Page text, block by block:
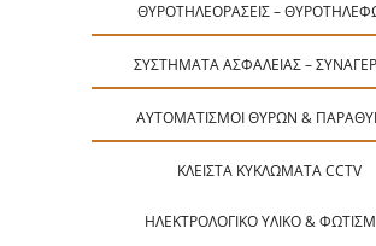
ΘΥΡΟΤΗΛΕΟΡΆΣΕΙΣ –
ΣΥΣΤΉΜΑΤΑ ΑΣΦΑΛΕΊΑΣ –
ΑΥΤΟΜΑΤΙΣΜΟΊ ΘΥΡΏΝ &
ΚΛΕΙΣΤΆ ΚΥΚΛΏΜΑΤΑ CCTV
ΗΛΕΚΤΡΟΛΟΓΙΚΌ ΥΛΙΚΌ &